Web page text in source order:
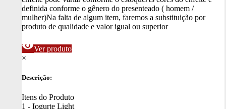
definida conforme o gênero do presenteado ( homem /
mulher)Na falta de algum item, faremos a substituição por
produto de qualidade e valor igual ou superior
visibilityVer produto
×
Descrição:
Itens do Produto
1 - Iogurte Light